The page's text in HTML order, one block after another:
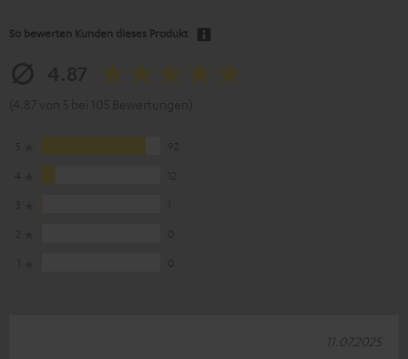
So bewerten Kunden dieses Produkt
11.07.2025